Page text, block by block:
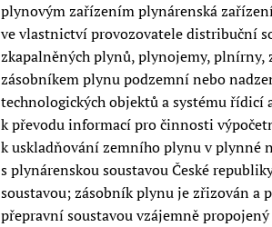
plynovým zařízením plynárenská
ve vlastnictví provozovatele distribuční
zkapalněných plynů, plynojemy, plnírny,
zásobníkem plynu podzemní nebo
technologických objektů a systému řídicí
k převodu informací pro činnosti
k uskladňování zemního plynu v plynné
s plynárenskou soustavou České
soustavou; zásobník plynu je zřizován a
přepravní soustavou vzájemně